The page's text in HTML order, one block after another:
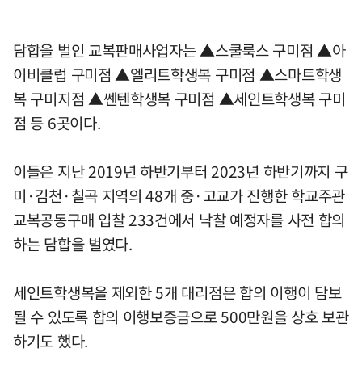
담합을 벌인 교복판매사업자는 ▲스쿨룩스 구미점 ▲아
이비클럽 구미점 ▲엘리트학생복 구미점 ▲스마트학생
복 구미지점 ▲쎈텐학생복 구미점 ▲세인트학생복 구미
점 등 6곳이다.
이들은 지난 2019년 하반기부터 2023년 하반기까지 구
미·김천·칠곡 지역의 48개 중·고교가 진행한 학교주관
교복공동구매 입찰 233건에서 낙찰 예정자를 사전 합의
하는 담합을 벌였다.
세인트학생복을 제외한 5개 대리점은 합의 이행이 담보
될 수 있도록 합의 이행보증금으로 500만원을 상호 보관
하기도 했다.